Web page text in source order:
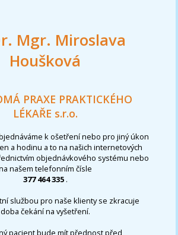
Mgr. Miroslava
Houšková
PRAXE PRAKTICKÉHO
LÉKAŘE s.r.o.
k ošetření nebo pro jiný úkon
a hodinu a to na našich internetových
objednávkového systému nebo
našem telefonním čísle
377 464 335 .
službou pro naše klienty se zkracuje
doba čekání na vyšetření.
pacient bude mít přednost před